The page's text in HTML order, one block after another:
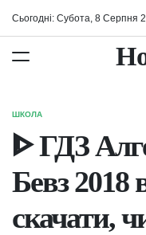
Сьогодні: Субота, 8 Серпня
ОПУБЛІКУВАТИ
У
ШКОЛА
ᐈ ГДЗ
Бевз 2018
скачати,